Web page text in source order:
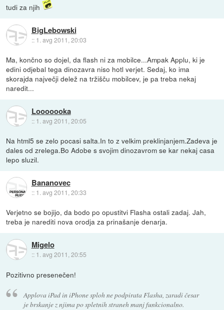
tudi za njih
BigLebowski
:: 1. avg 2011, 20:03
Ma, končno so dojel, da flash ni za mobilce...Ampak Applu, ki je
edini odjebal tega dinozavra niso hotl verjet. Sedaj, ko ima
skorajda največji delež na tržišču mobilcev, je pa treba nekaj
naredit...
Looooooka
:: 1. avg 2011, 20:05
Na html5 se zelo pocasi salta.In to z velkim preklinjanjem.Zadeva je
dales od zrelega.Bo Adobe s svojim dinozavrom se kar nekaj casa
lepo sluzil.
Bananovec
:: 1. avg 2011, 20:33
Verjetno se bojijo, da bodo po opustitvi Flasha ostali zadaj. Jah,
treba je narediti nova orodja za prinašanje denarja.
Migelo
:: 1. avg 2011, 20:55
Pozitivno presenečen!
Applova iPad in iPhone sploh ne podpirata Flasha, zaradi česar
je brskanje z njima po spletnih straneh manj funkcionalno.